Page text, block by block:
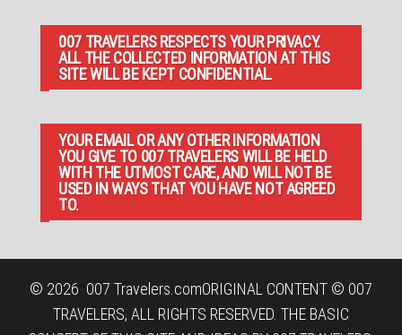
007 TRAVELERS RESPECTS YOUR PRIVACY.
ALL THE COLLECTED INFORMATION AT THIS
SITE WILL BE KEPT CONFIDENTIAL.
YOUR EMAIL OR ANY OTHER INFORMATION
YOU GIVE TO 007 TRAVELERS WILL BE HELD
WITH THE UTMOST CARE, AND WILL NOT BE
USED IN WAYS THAT YOU HAVE NOT AGREED
TO.
© 2026 007 Travelers.comORIGINAL CONTENT © 007
TRAVELERS, ALL RIGHTS RESERVED. THE BASIC